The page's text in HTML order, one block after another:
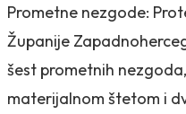
Prometne nezgode:
Županije
šest prometnih
materijalnom štetom i